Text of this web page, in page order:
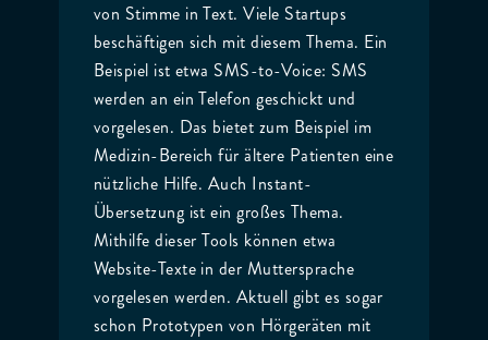
von Stimme in Text. Viele Startups
beschäftigen sich mit diesem Thema. Ein
Beispiel ist etwa SMS-to-Voice: SMS
werden an ein Telefon geschickt und
vorgelesen. Das bietet zum Beispiel im
Medizin-Bereich für ältere Patienten eine
nützliche Hilfe. Auch Instant-
Übersetzung ist ein großes Thema.
Mithilfe dieser Tools können etwa
Website-Texte in der Muttersprache
vorgelesen werden. Aktuell gibt es sogar
schon Prototypen von Hörgeräten mit